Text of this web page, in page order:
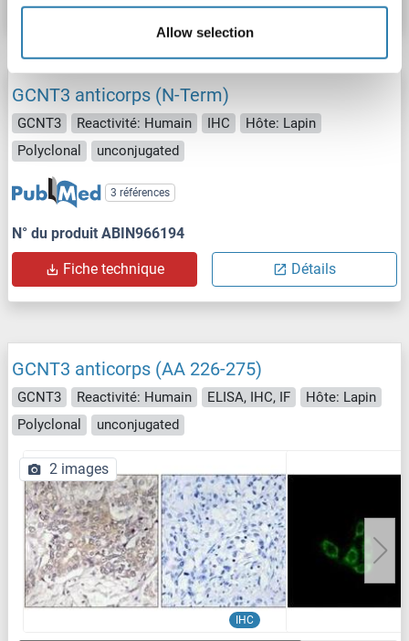
Allow selection
GCNT3 anticorps (N-Term)
GCNT3 Reactivité: Humain IHC
Hôte: Lapin
Polyclonal
unconjugated
3 références
N° du produit ABIN966194
Fiche technique Détails
GCNT3 anticorps (AA 226-275)
GCNT3 Reactivité: Humain ELISA, IHC, IF
Hôte: Lapin
Polyclonal
unconjugated
IHC
2 images